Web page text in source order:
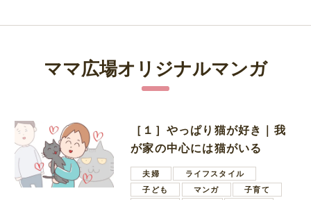
ママ広場オリジナルマンガ
［１］やっぱり猫が好き｜我
が家の中心には猫がいる
夫婦
ライフスタイル
子ども
マンガ
子育て